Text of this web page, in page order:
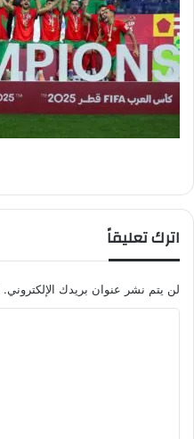
اترك تعليقاً
لن يتم نشر عنوان بريدك الإلكتروني.